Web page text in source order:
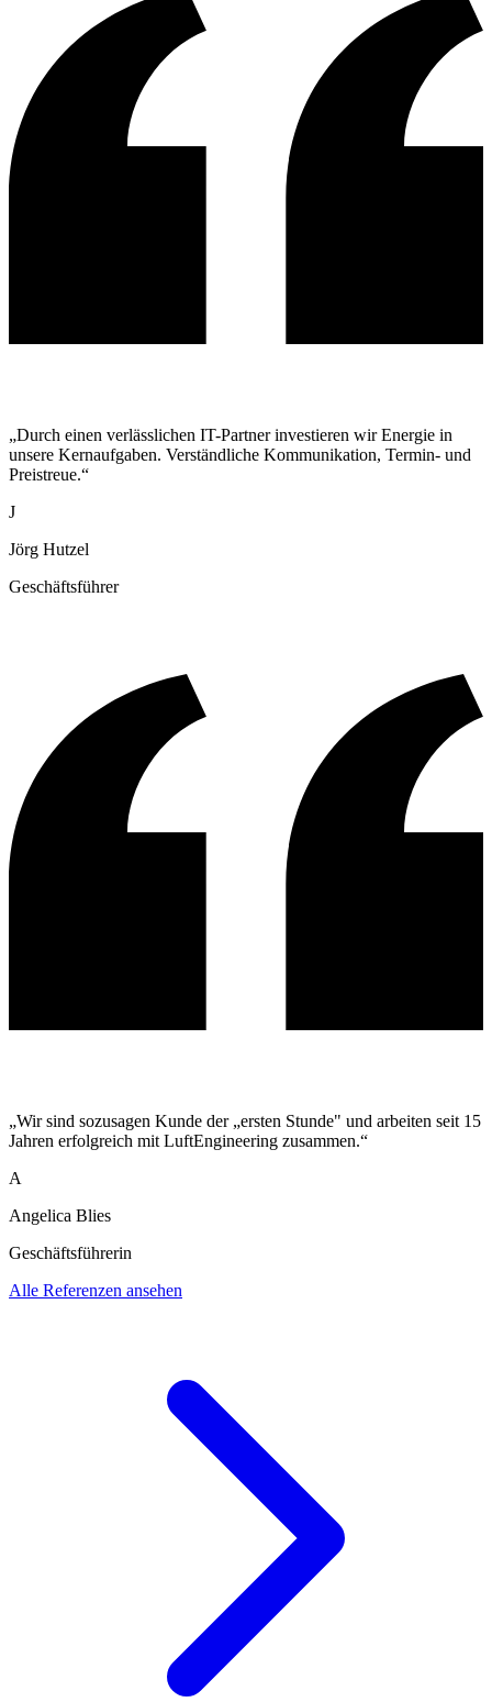
„Durch einen verlässlichen IT-Partner investieren wir Energie in
unsere Kernaufgaben. Verständliche Kommunikation, Termin- und
Preistreue.“
J
Jörg Hutzel
Geschäftsführer
„Wir sind sozusagen Kunde der „ersten Stunde" und arbeiten seit 15
Jahren erfolgreich mit LuftEngineering zusammen.“
A
Angelica Blies
Geschäftsführerin
Alle Referenzen ansehen